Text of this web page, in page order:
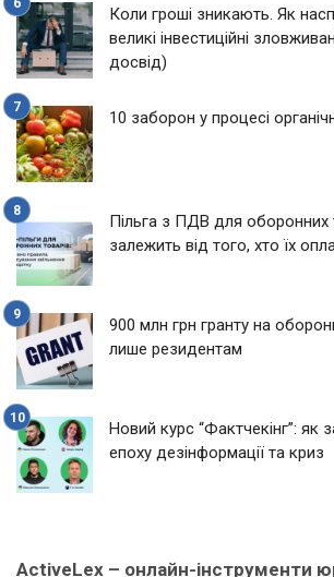
Коли гроші зникають. Як
великі інвестиційні
досвід)
10 заборон у процесі
Пільга з ПДВ для оборонних
залежить від того, хто їх
900 млн грн гранту на
лише резидентам
Новий курс “Фактчекінг”: як
епоху дезінформації та криз
ActiveLex – онлайн-інструменти